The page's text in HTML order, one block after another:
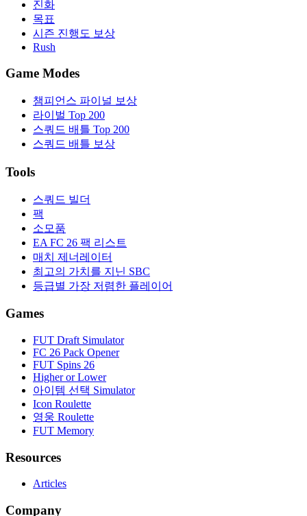
진화
목표
시즌 진행도 보상
Rush
Game Modes
챔피언스 파이널 보상
라이벌 Top 200
스쿼드 배틀 Top 200
스쿼드 배틀 보상
Tools
스쿼드 빌더
팩
소모품
EA FC 26 팩 리스트
매치 제너레이터
최고의 가치를 지닌 SBC
등급별 가장 저렴한 플레이어
Games
FUT Draft Simulator
FC 26 Pack Opener
FUT Spins 26
Higher or Lower
아이템 선택 Simulator
Icon Roulette
영웅 Roulette
FUT Memory
Resources
Articles
Company